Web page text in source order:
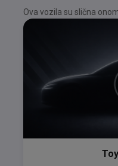
Ova vozila su slična